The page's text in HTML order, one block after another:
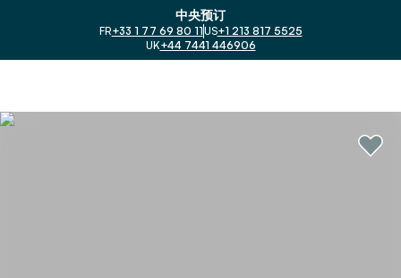
中央预订
FR+33 1 77 69 80 11US+1 213 817 5525
UK+44 7441 446906